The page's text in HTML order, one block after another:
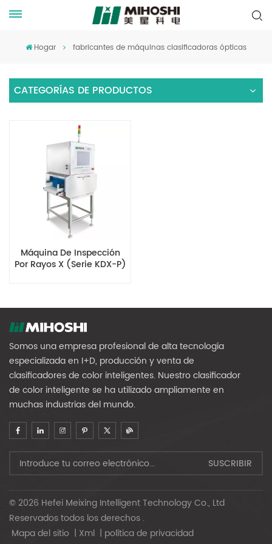
Hogar fabricantes de máquinas clasificadoras ópticas
CATEGORÍAS DE PRODUCTOS
Máquina De Inspección
Por Rayos X (serie KDX-P)
Somos una empresa profesional de alta tecnología
especializada en I+D, producción y venta de
clasificadores de color inteligentes. Nuestro clasificador
de color inteligente se ha utilizado ampliamente en
muchas industrias del mundo.
© 2026 Hefei Meixing Intelligent Technology Co., Ltd
Reservados todos los derechos .
Mapa del sitio | Xml | política de privacidad